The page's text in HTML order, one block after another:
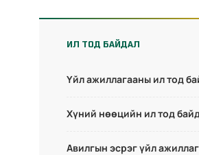
ИЛ ТОД БАЙДАЛ
Үйл ажиллагааны ил тод
Хүний нөөцийн ил тод
Авилгын эсрэг үйл